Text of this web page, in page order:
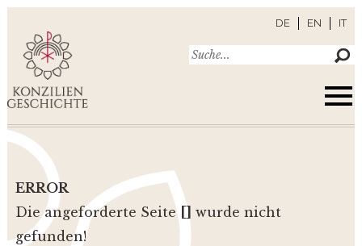
DE EN IT
ERROR
Die angeforderte Seite [] wurde nicht
gefunden!